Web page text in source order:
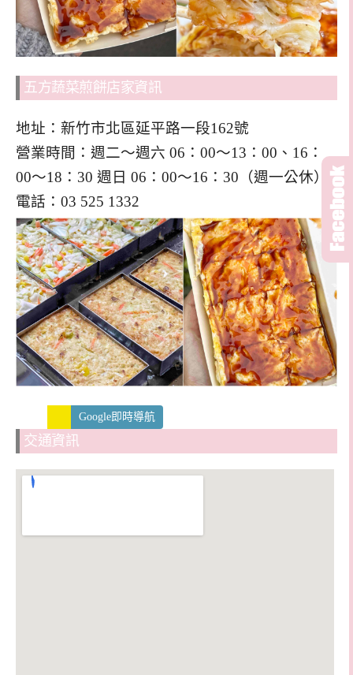
五方蔬菜煎餅店家資訊
地址：新竹市北區延平路一段162號
營業時間：週二～週六 06：00～13：00、16：
00～18：30 週日 06：00～16：30（週一公休）
電話：03 525 1332
Google即時導航
交通資訊